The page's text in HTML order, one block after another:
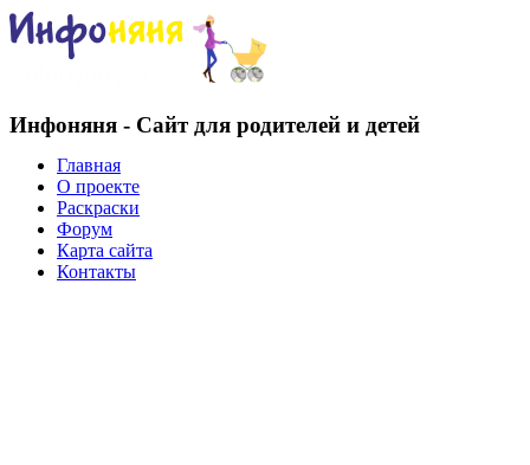
Инфоняня - Сайт для родителей и детей
Главная
О проекте
Раскраски
Форум
Карта сайта
Контакты